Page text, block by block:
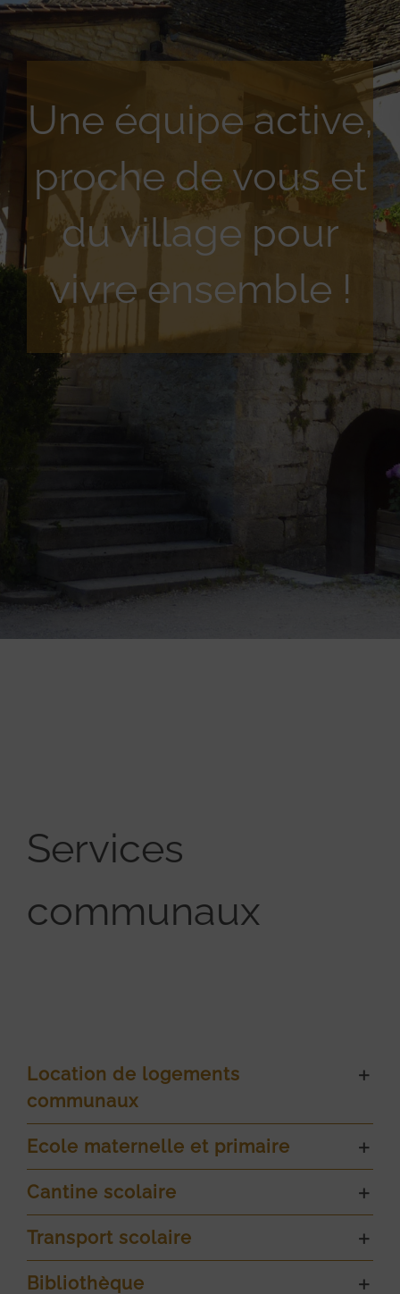
Une équipe active,
proche de vous et
du village pour
vivre ensemble !
Services
communaux
Location de logements
communaux
Ecole maternelle et primaire
Cantine scolaire
Transport scolaire
Bibliothèque